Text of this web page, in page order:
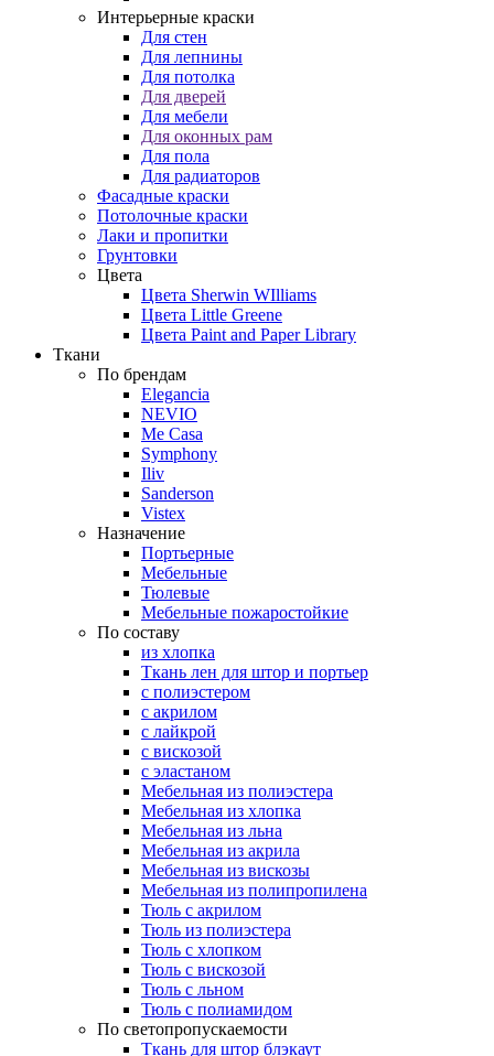
Интерьерные краски
Для стен
Для лепнины
Для потолка
Для дверей
Для мебели
Для оконных рам
Для пола
Для радиаторов
Фасадные краски
Потолочные краски
Лаки и пропитки
Грунтовки
Цвета
Цвета Sherwin WIlliams
Цвета Little Greene
Цвета Paint and Paper Library
Ткани
По брендам
Elegancia
NEVIO
Me Casa
Symphony
Iliv
Sanderson
Vistex
Назначение
Портьерные
Мебельные
Тюлевые
Мебельные пожаростойкие
По составу
из хлопка
Ткань лен для штор и портьер
с полиэстером
с акрилом
с лайкрой
с вискозой
с эластаном
Мебельная из полиэстера
Мебельная из хлопка
Мебельная из льна
Мебельная из акрила
Мебельная из вискозы
Мебельная из полипропилена
Тюль с акрилом
Тюль из полиэстера
Тюль с хлопком
Тюль с вискозой
Тюль с льном
Тюль с полиамидом
По светопропускаемости
Ткань для штор блэкаут